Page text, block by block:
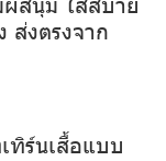
ส่งตรงจาก
ทิร์นเสื้อแบบ